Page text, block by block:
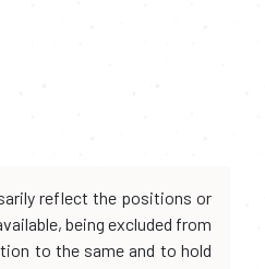
reflect the positions or
being excluded from
to the same and to hold